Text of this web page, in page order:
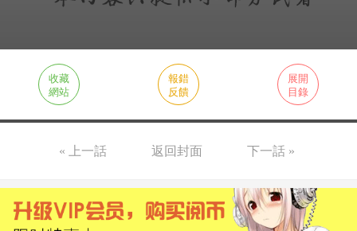
收藏
網站
報錯
反饋
展開
目錄
« 上一話 返回封面 下一話 »